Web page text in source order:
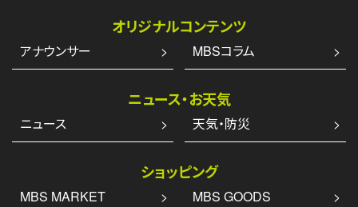
オリジナルコンテンツ
アナウンサー MBSコラム
ニュース・お天気
ニュース 天気・防災
ショッピング
MBS MARKET MBS GOODS